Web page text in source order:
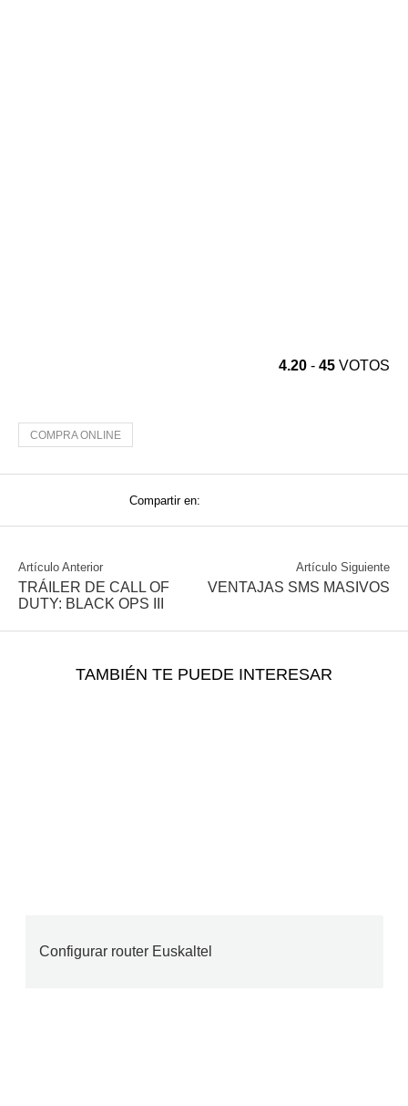
4.20 - 45 VOTOS
COMPRA ONLINE
Compartir en:
Artículo Anterior
TRÁILER DE CALL OF
DUTY: BLACK OPS III
Artículo Siguiente
VENTAJAS SMS MASIVOS
TAMBIÉN TE PUEDE INTERESAR
Configurar router Euskaltel